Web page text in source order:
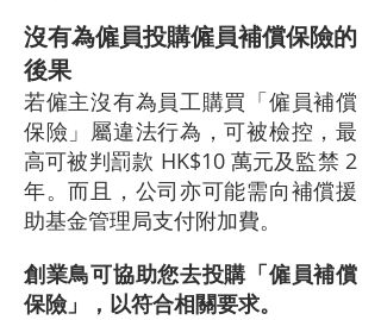
​沒有為僱員投購僱員補償保險的
後果
若僱主沒有為員工購買「僱員補償
保險」屬違法行為，可被檢控，最
高可被判罰款 HK$10 萬元及監禁 2
年。而且，公司亦可能需向補償援
助基金管理局支付附加費。
創業鳥可協助您去投購「僱員補償
保險」，以符合相關要求。